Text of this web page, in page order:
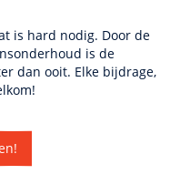
is hard nodig. Door de
is de
dan ooit. Elke bijdrage,